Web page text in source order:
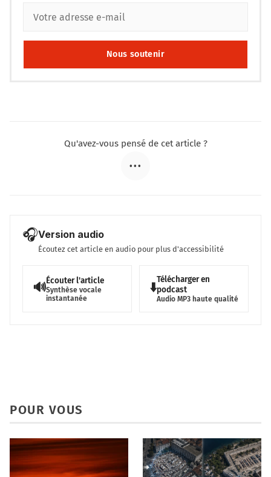
Nous soutenir
Qu'avez-vous pensé de cet article ?
•••
🎧Version audio
Écoutez cet article en audio pour plus d'accessibilité
🔊Écouter l'article
Synthèse vocale
instantanée
⬇️
Télécharger en
podcast
Audio MP3 haute qualité
POUR VOUS